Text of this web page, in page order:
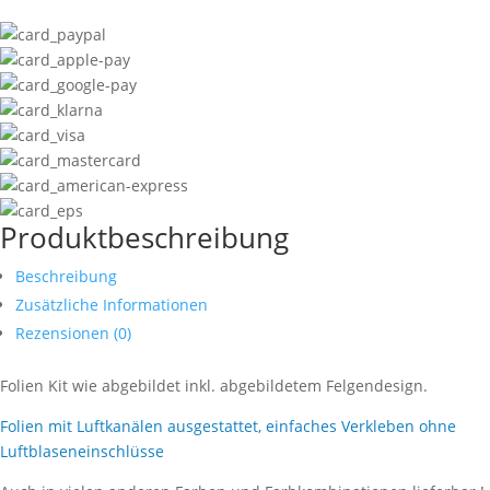
Produktbeschreibung
Beschreibung
Zusätzliche Informationen
Rezensionen (0)
Folien Kit wie abgebildet inkl. abgebildetem Felgendesign.
Folien mit Luftkanälen ausgestattet, einfaches Verkleben ohne
Luftblaseneinschlüsse